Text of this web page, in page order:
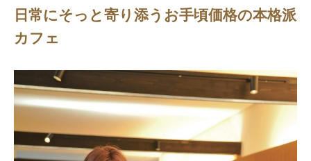
日常にそっと寄り添うお手頃価格の本格派
カフェ